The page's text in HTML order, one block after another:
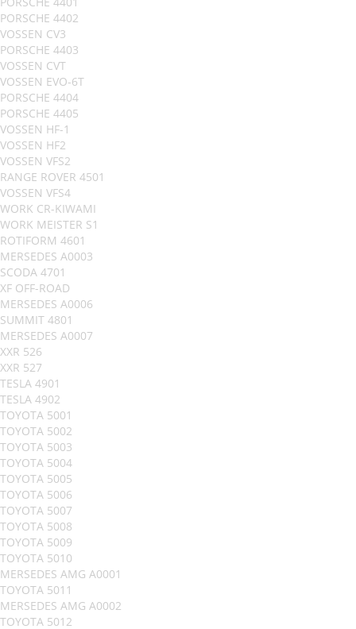
PORSCHE 4402
VOSSEN CV3
PORSCHE 4403
VOSSEN CVT
VOSSEN EVO-6T
PORSCHE 4404
PORSCHE 4405
VOSSEN HF-1
VOSSEN HF2
VOSSEN VFS2
RANGE ROVER 4501
VOSSEN VFS4
WORK CR-KIWAMI
WORK MEISTER S1
ROTIFORM 4601
MERSEDES A0003
SCODA 4701
XF OFF-ROAD
MERSEDES A0006
SUMMIT 4801
MERSEDES A0007
XXR 526
XXR 527
TESLA 4901
TESLA 4902
TOYOTA 5001
TOYOTA 5002
TOYOTA 5003
TOYOTA 5004
TOYOTA 5005
TOYOTA 5006
TOYOTA 5007
TOYOTA 5008
TOYOTA 5009
TOYOTA 5010
MERSEDES AMG A0001
TOYOTA 5011
MERSEDES AMG A0002
TOYOTA 5012